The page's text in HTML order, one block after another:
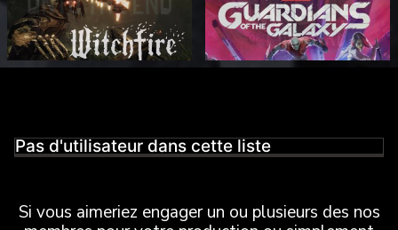
Pas d'utilisateur dans cette liste
Si vous aimeriez engager un ou plusieurs des nos